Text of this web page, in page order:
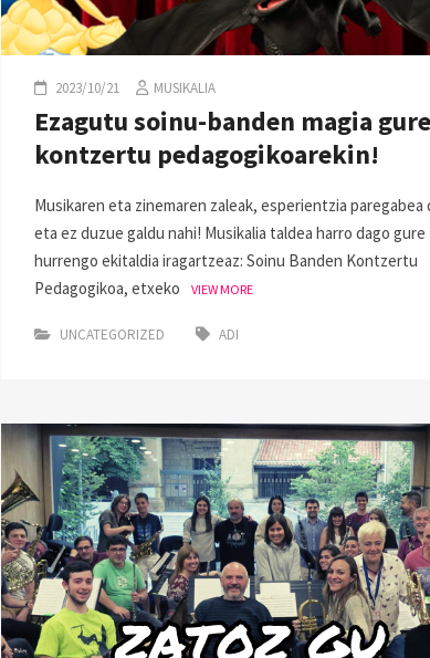
2023/10/21 MUSIKALIA
Ezagutu soinu-banden magia gure
kontzertu pedagogikoarekin!
Musikaren eta zinemaren zaleak, esperientzia paregabea
eta ez duzue galdu nahi! Musikalia taldea harro dago gure
hurrengo ekitaldia iragartzeaz: Soinu Banden Kontzertu
Pedagogikoa, etxeko
VIEW MORE
UNCATEGORIZED ADI